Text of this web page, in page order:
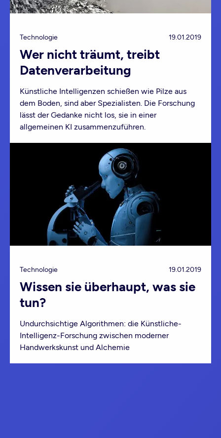
Technologie 19.01.2019
Wer nicht träumt, treibt
Datenverarbeitung
Künstliche Intelligenzen schießen wie Pilze aus
dem Boden, sind aber Spezialisten. Die Forschung
lässt der Gedanke nicht los, sie in einer
allgemeinen KI zusammenzuführen.
Technologie 19.01.2019
Wissen sie überhaupt, was sie
tun?
Undurchsichtige Algorithmen: die Künstliche-
Intelligenz-Forschung zwischen moderner
Handwerkskunst und Alchemie